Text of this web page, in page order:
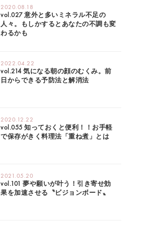
2020.08.18
vol.027 意外と多いミネラル不足の
人々。もしかするとあなたの不調も変
わるかも
2022.04.22
vol.214 気になる朝の顔のむくみ。前
日からできる予防法と解消法
2020.12.22
vol.055 知っておくと便利！！お手軽
で保存がきく料理法「重ね煮」とは
2021.05.20
vol.101 夢や願いが叶う！引き寄せ効
果を加速させる〝ビジョンボード〟